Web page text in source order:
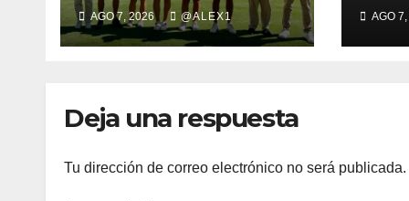
Hacienda Links,
tercera en el
Campeonato de
Cañada)
AGO 7, 2026 @ALEX1
de
AGO
Deja una respuesta
Tu dirección de correo electrónico no será publicada.